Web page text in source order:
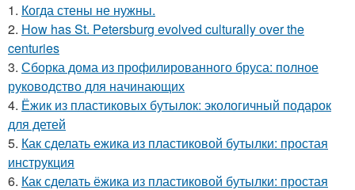
1. Когда стены не нужны.
2. How has St. Petersburg evolved culturally over the
centuries
3. Сборка дома из профилированного бруса: полное
руководство для начинающих
4. Ёжик из пластиковых бутылок: экологичный подарок
для детей
5. Как сделать ежика из пластиковой бутылки: простая
инструкция
6. Как сделать ёжика из пластиковой бутылки: простая